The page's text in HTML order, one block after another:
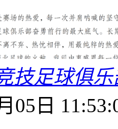
技足球俱
05日